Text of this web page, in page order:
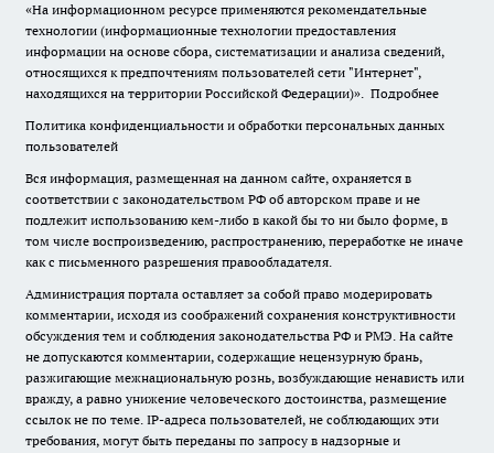
«На информационном ресурсе применяются рекомендательные
технологии (информационные технологии предоставления
информации на основе сбора, систематизации и анализа сведений,
относящихся к предпочтениям пользователей сети "Интернет",
находящихся на территории Российской Федерации)». Подробнее
Политика конфиденциальности и обработки персональных данных
пользователей
Вся информация, размещенная на данном сайте, охраняется в
соответствии с законодательством РФ об авторском праве и не
подлежит использованию кем-либо в какой бы то ни было форме, в
том числе воспроизведению, распространению, переработке не иначе
как с письменного разрешения правообладателя.
Администрация портала оставляет за собой право модерировать
комментарии, исходя из соображений сохранения конструктивности
обсуждения тем и соблюдения законодательства РФ и РМЭ. На сайте
не допускаются комментарии, содержащие нецензурную брань,
разжигающие межнациональную рознь, возбуждающие ненависть или
вражду, а равно унижение человеческого достоинства, размещение
ссылок не по теме. IP-адреса пользователей, не соблюдающих эти
требования, могут быть переданы по запросу в надзорные и